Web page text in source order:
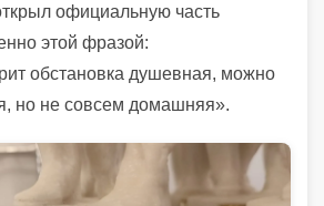
официальную часть
этой фразой:
обстановка душевная, можно
но не совсем домашняя».